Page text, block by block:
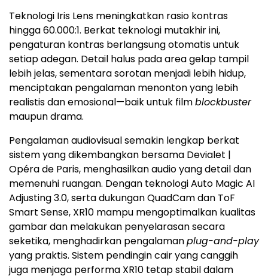
Teknologi Iris Lens meningkatkan rasio kontras
hingga 60.000:1. Berkat teknologi mutakhir ini,
pengaturan kontras berlangsung otomatis untuk
setiap adegan. Detail halus pada area gelap tampil
lebih jelas, sementara sorotan menjadi lebih hidup,
menciptakan pengalaman menonton yang lebih
realistis dan emosional—baik untuk filmblockbuster
maupun drama.
Pengalaman audiovisual semakin lengkap berkat
sistem yang dikembangkan bersama Devialet |
Opéra de Paris, menghasilkan audio yang detail dan
memenuhi ruangan. Dengan teknologi Auto Magic AI
Adjusting 3.0, serta dukungan QuadCam dan ToF
Smart Sense, XR10 mampu mengoptimalkan kualitas
gambar dan melakukan penyelarasan secara
seketika, menghadirkan pengalamanplug-and-play
yang praktis. Sistem pendingin cair yang canggih
juga menjaga performa XR10 tetap stabil dalam